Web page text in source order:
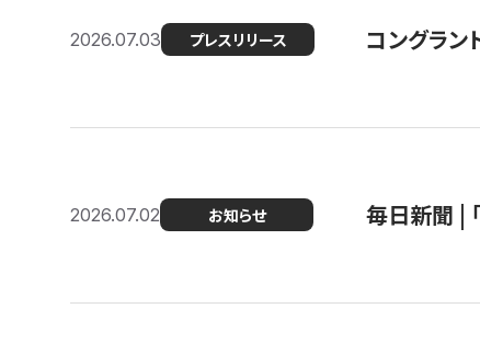
2026.07.03 プレスリリース コングラン
2026.07.02 お知らせ 毎日新聞 |